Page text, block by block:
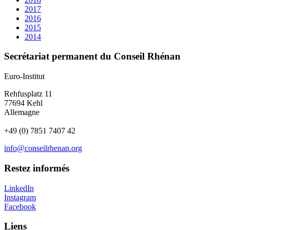
2017
2016
2015
2014
Secrétariat permanent du Conseil Rhénan
Euro-Institut
Rehfusplatz 11
77694 Kehl
Allemagne
+49 (0) 7851 7407 42
info@conseilrhenan.org
Restez informés
LinkedIn
Instagram
Facebook
Liens